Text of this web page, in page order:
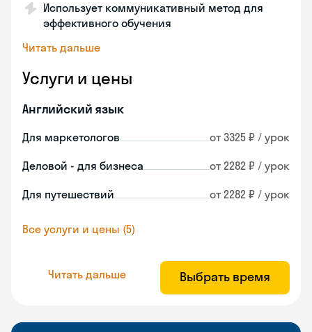
Использует коммуникативный метод для
эффективного обучения
Читать дальше
Услуги и цены
Английский язык
Для маркетологов от 3325 ₽ / урок
Деловой - для бизнеса от 2282 ₽ / урок
Для путешествий от 2282 ₽ / урок
Все услуги и цены (5)
Читать дальше Выбрать время